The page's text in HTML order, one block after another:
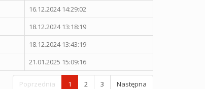
16.12.2024 14:29:02
18.12.2024 13:18:19
18.12.2024 13:43:19
21.01.2025 15:09:16
Poprzednia 1 2 3 Następna